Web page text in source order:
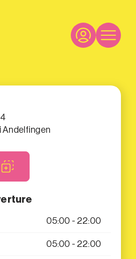
Andelfingen
05:00 - 22:00
05:00 - 22:00